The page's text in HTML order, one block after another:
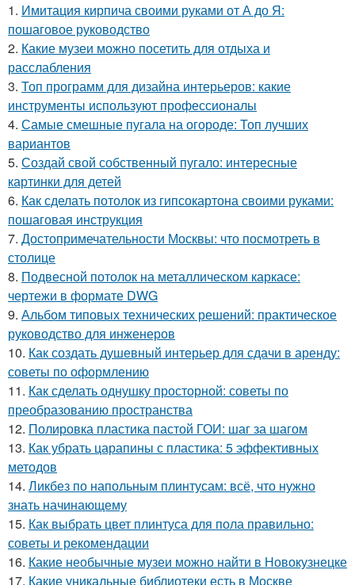
1. Имитация кирпича своими руками от А до Я:
пошаговое руководство
2. Какие музеи можно посетить для отдыха и
расслабления
3. Топ программ для дизайна интерьеров: какие
инструменты используют профессионалы
4. Самые смешные пугала на огороде: Топ лучших
вариантов
5. Создай свой собственный пугало: интересные
картинки для детей
6. Как сделать потолок из гипсокартона своими руками:
пошаговая инструкция
7. Достопримечательности Москвы: что посмотреть в
столице
8. Подвесной потолок на металлическом каркасе:
чертежи в формате DWG
9. Альбом типовых технических решений: практическое
руководство для инженеров
10. Как создать душевный интерьер для сдачи в аренду:
советы по оформлению
11. Как сделать однушку просторной: советы по
преобразованию пространства
12. Полировка пластика пастой ГОИ: шаг за шагом
13. Как убрать царапины с пластика: 5 эффективных
методов
14. Ликбез по напольным плинтусам: всё, что нужно
знать начинающему
15. Как выбрать цвет плинтуса для пола правильно:
советы и рекомендации
16. Какие необычные музеи можно найти в Новокузнецке
17. Какие уникальные библиотеки есть в Москве